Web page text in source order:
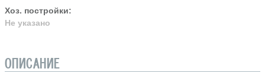
Хоз. постройки:
Не указано
ОПИСАНИЕ